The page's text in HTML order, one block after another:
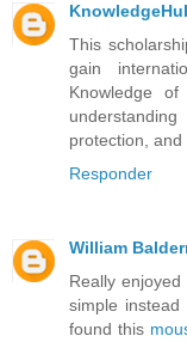
This
gain
Knowledge of
protection,
Responder
William
Really
simple
found this